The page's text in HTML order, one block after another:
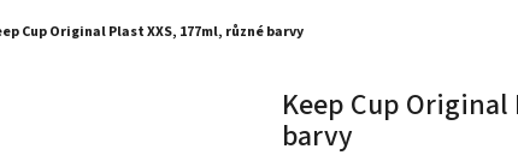
Cup Original Plast XXS, 177ml, různé barvy
Keep Cup
barvy